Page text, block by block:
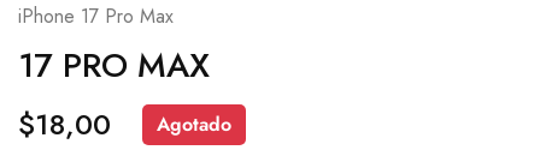
iPhone 17 Pro Max
17 PRO MAX
$18,00 Agotado